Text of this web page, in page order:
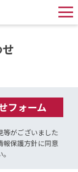
フォーム
等がございました
報保護方針に同意